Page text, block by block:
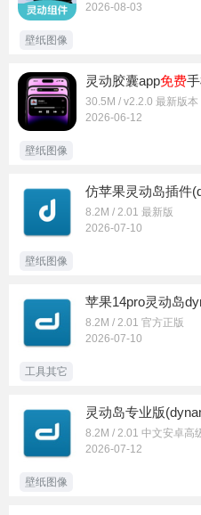
2026-08-03
壁纸图像
灵动胶囊app免费
30.5M / v2.2.0 最新版本
2026-06-12
壁纸图像
仿苹果灵动岛插件
8.2M / 2.01 最新版
2026-07-10
壁纸图像
苹果14pro灵动岛
8.2M / 2.01 官方正版
2026-07-10
工具其它
灵动岛专业版
8.2M / 2.01 中文安卓高
2026-07-12
壁纸图像